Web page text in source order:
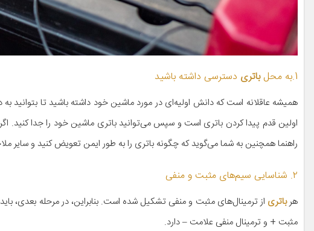
1.به محل باتری دسترسی داشته باشید
همیشه عاقلانه است که دانش اولیه‌ای در مورد ماشین خود داشته باشید تا بتوانید
اولین قدم پیدا کردن باتری است و سپس می‌توانید باتری ماشین خود را جدا کنید. اگر
راهنما همچنین به شما می‌گوید که چگونه باتری را به طور ایمن تعویض کنید و سایر
۲. شناسایی سیم‌های مثبت و منفی
هرباتری از ترمینال‌های مثبت و منفی تشکیل شده است. بنابراین، در مرحله بعدی،
مثبت + و ترمینال منفی علامت – دارد.